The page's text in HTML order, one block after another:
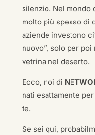
silenzio. Nel mondo
molto più spesso di
aziende investono
nuovo”, solo per
vetrina nel deserto.
Ecco, noi di
nati esattamente
te.
Se sei qui,